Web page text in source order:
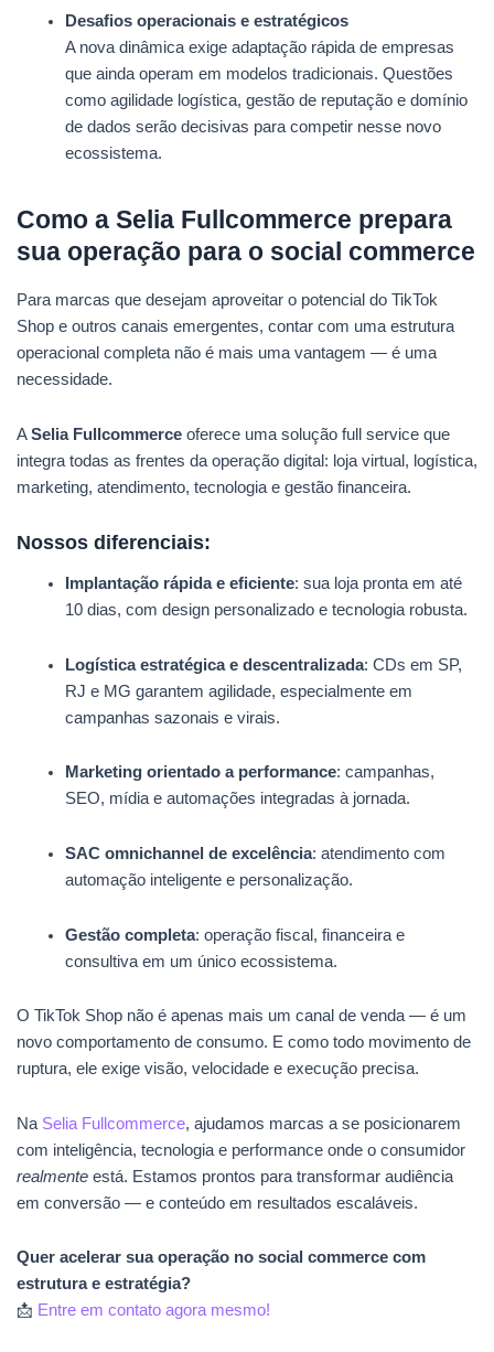
Desafios operacionais e estratégicos
A nova dinâmica exige adaptação rápida de empresas
que ainda operam em modelos tradicionais. Questões
como agilidade logística, gestão de reputação e domínio
de dados serão decisivas para competir nesse novo
ecossistema.
Como a Selia Fullcommerce prepara
sua operação para o social commerce
Para marcas que desejam aproveitar o potencial do TikTok
Shop e outros canais emergentes, contar com uma estrutura
operacional completa não é mais uma vantagem — é uma
necessidade.
ASelia Fullcommerce oferece uma solução full service que
integra todas as frentes da operação digital: loja virtual, logística,
marketing, atendimento, tecnologia e gestão financeira.
Nossos diferenciais:
Implantação rápida e eficiente: sua loja pronta em até
10 dias, com design personalizado e tecnologia robusta.
Logística estratégica e descentralizada: CDs em SP,
RJ e MG garantem agilidade, especialmente em
campanhas sazonais e virais.
Marketing orientado a performance: campanhas,
SEO, mídia e automações integradas à jornada.
SAC omnichannel de excelência: atendimento com
automação inteligente e personalização.
Gestão completa: operação fiscal, financeira e
consultiva em um único ecossistema.
O TikTok Shop não é apenas mais um canal de venda — é um
novo comportamento de consumo. E como todo movimento de
ruptura, ele exige visão, velocidade e execução precisa.
Na Selia Fullcommerce, ajudamos marcas a se posicionarem
com inteligência, tecnologia e performance onde o consumidor
realmente está. Estamos prontos para transformar audiência
em conversão — e conteúdo em resultados escaláveis.
Quer acelerar sua operação no social commerce com
estrutura e estratégia?
📩 Entre em contato agora mesmo!